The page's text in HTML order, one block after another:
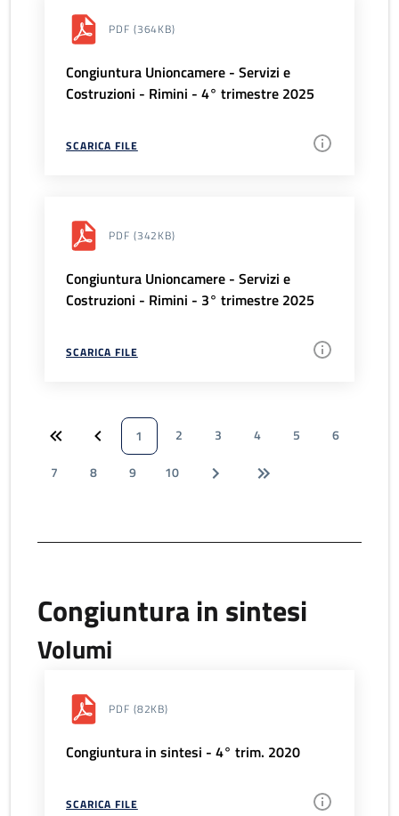
PDF (364KB)
Congiuntura Unioncamere - Servizi e
Costruzioni - Rimini - 4° trimestre 2025
SCARICA FILE
PDF (342KB)
Congiuntura Unioncamere - Servizi e
Costruzioni - Rimini - 3° trimestre 2025
SCARICA FILE
1 2 3 4 5
6
7
8 9 10
Congiuntura in sintesi
Volumi
PDF (82KB)
Congiuntura in sintesi - 4° trim. 2020
SCARICA FILE